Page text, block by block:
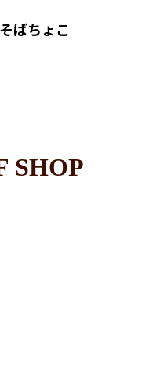
ばちょこ
SHOP